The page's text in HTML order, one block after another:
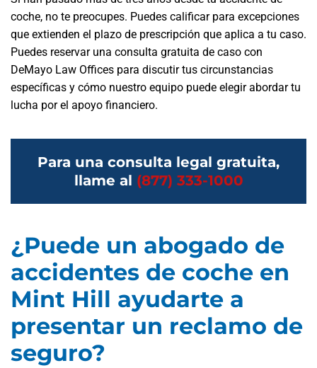
coche, no te preocupes. Puedes calificar para excepciones
que extienden el plazo de prescripción que aplica a tu caso.
Puedes reservar una consulta gratuita de caso con
DeMayo Law Offices para discutir tus circunstancias
específicas y cómo nuestro equipo puede elegir abordar tu
lucha por el apoyo financiero.
Para una consulta legal gratuita,
llame al (877) 333-1000
¿Puede un abogado de
accidentes de coche en
Mint Hill ayudarte a
presentar un reclamo de
seguro?